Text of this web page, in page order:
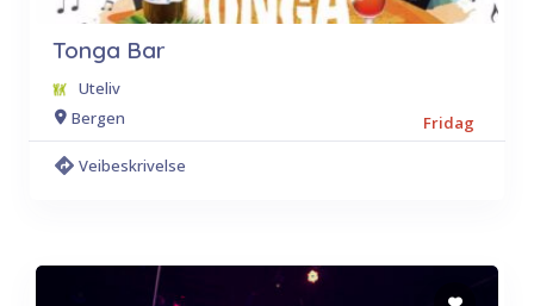
Tonga Bar
Uteliv
Bergen
Fridag
Veibeskrivelse